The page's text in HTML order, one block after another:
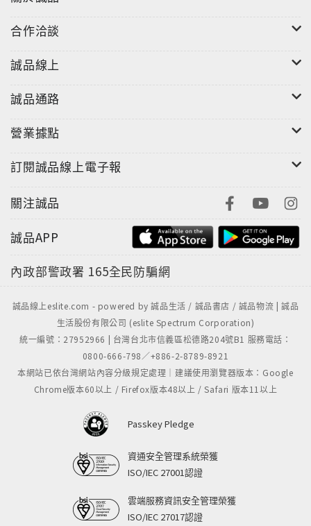
合作洽談
誠品線上
誠品通路
營業據點
訂閱誠品線上電子報
關注誠品
誠品APP
內政部警政署 165全民防騙網
誠品線上eslite.com - powered by 誠品生活 / 誠品書店 / 誠品物流 | 誠品
生活股份有限公司 (eslite Spectrum Corporation)
統一編號：27952966 | 台灣台北市信義區松德路204號B1 服務電話：
0800-666-798／+886-2-8789-8921
本網站已依台灣網站內容分級規定處理｜建議使用瀏覽器版本：Google
Chrome版本60以上 / Firefox版本48以上 / Safari 版本11以上
Passkey Pledge
資通安全管理系統榮獲
ISO/IEC 27001認證
雲端服務資訊安全管理榮獲
ISO/IEC 27017認證